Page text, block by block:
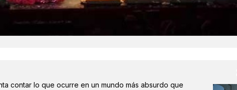
contar lo que ocurre en un mundo más absurdo que